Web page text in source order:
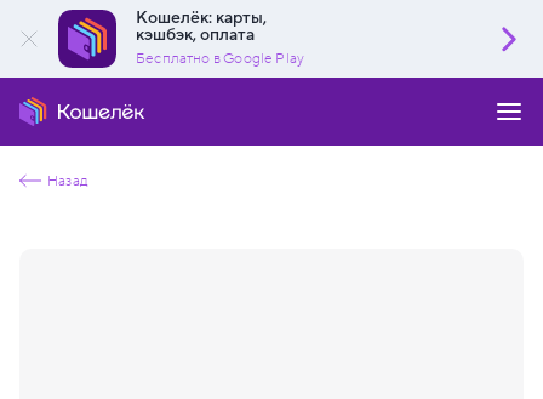
Кошелёк: карты,
кэшбэк, оплата
Бесплатно в Google Play
Назад